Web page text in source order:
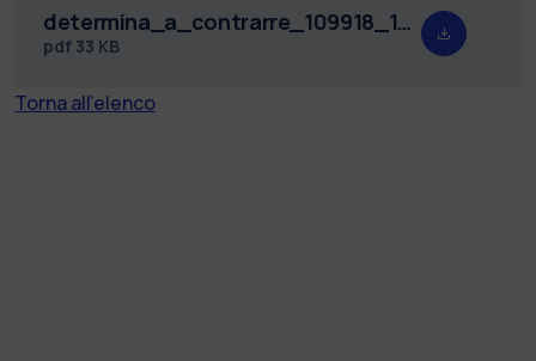
determina_a_contrarre_109918_16_10_2024.pdf
pdf 33 KB
Torna all'elenco